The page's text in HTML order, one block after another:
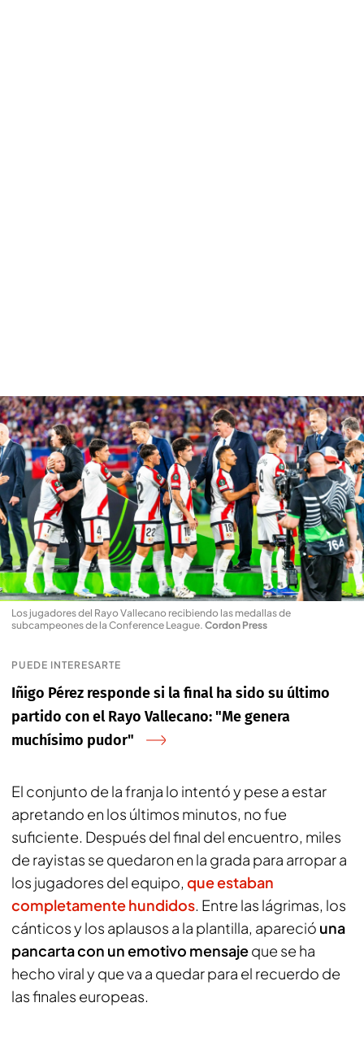
Los jugadores del Rayo Vallecano recibiendo las medallas de
subcampeones de la Conference League. Cordon Press
PUEDE INTERESARTE
Iñigo Pérez responde si la final ha sido su último
partido con el Rayo Vallecano: "Me genera
muchísimo pudor"
El conjunto de la franja lo intentó y pese a estar
apretando en los últimos minutos, no fue
suficiente. Después del final del encuentro, miles
de rayistas se quedaron en la grada para arropar a
los jugadores del equipo, que estaban
completamente hundidos. Entre las lágrimas, los
cánticos y los aplausos a la plantilla, apareció una
pancarta con un emotivo mensajeque se ha
hecho viral y que va a quedar para el recuerdo de
las finales europeas.